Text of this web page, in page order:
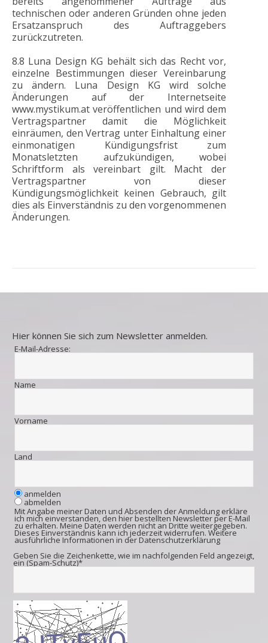
technischen oder anderen Gründen ohne jeden
Ersatzanspruch des Auftraggebers
zurückzutreten.
8.8 Luna Design KG behält sich das Recht vor,
einzelne Bestimmungen dieser Vereinbarung
zu ändern. Luna Design KG wird solche
Änderungen auf der Internetseite
www.mystikum.at veröffentlichen und wird dem
Vertragspartner damit die Möglichkeit
einräumen, den Vertrag unter Einhaltung einer
einmonatigen Kündigungsfrist zum
Monatsletzten aufzukündigen, wobei
Schriftform als vereinbart gilt. Macht der
Vertragspartner von dieser
Kündigungsmöglichkeit keinen Gebrauch, gilt
dies als Einverständnis zu den vorgenommenen
Änderungen.
Hier können Sie sich zum Newsletter anmelden.
E-Mail-Adresse:
Name
Vorname
Land
anmelden
abmelden
Mit Angabe meiner Daten und Absenden der Anmeldung erkläre
ich mich einverstanden, den hier bestellten Newsletter per E-Mail
zu erhalten. Meine Daten werden nicht an Dritte weitergegeben.
Dieses Einverständnis kann ich jederzeit widerrufen. Weitere
ausführliche Informationen in der Datenschutzerklärung
Geben Sie die Zeichenkette, wie im nachfolgenden Feld angezeigt,
ein (Spam-Schutz)*